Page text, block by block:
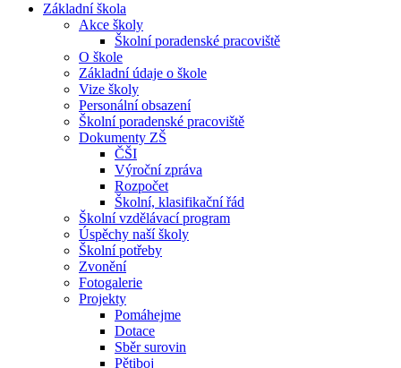
Základní škola
Akce školy
Školní poradenské pracoviště
O škole
Základní údaje o škole
Vize školy
Personální obsazení
Školní poradenské pracoviště
Dokumenty ZŠ
ČŠI
Výroční zpráva
Rozpočet
Školní, klasifikační řád
Školní vzdělávací program
Úspěchy naší školy
Školní potřeby
Zvonění
Fotogalerie
Projekty
Pomáhejme
Dotace
Sběr surovin
Pětiboj